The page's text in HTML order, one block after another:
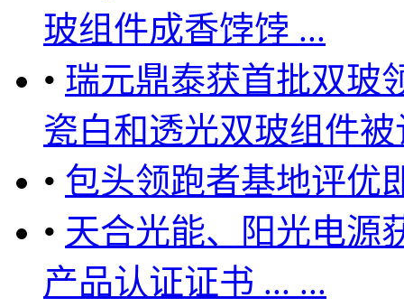
玻组件成香饽饽 ...
• 瑞元鼎泰获首批双玻
瓷白和透光双玻组件被
• 包头领跑者基地评优
• 天合光能、阳光电源
产品认证证书 ... ...